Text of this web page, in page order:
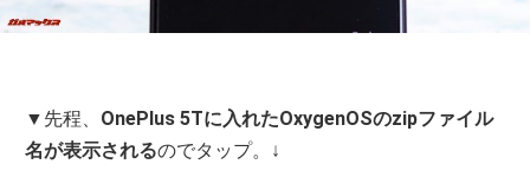
▼先程、 OnePlus 5Tに入れたOxygenOSのzipファイル
名が表示されるのでタップ。↓